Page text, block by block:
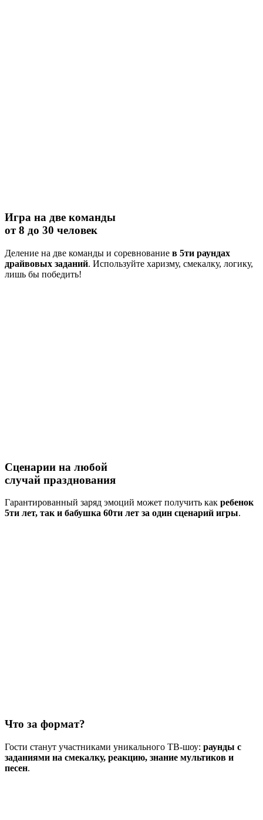
Игра на две команды
от 8 до 30 человек
Деление на две команды и соревнование в 5ти раундах
драйвовых заданий. Используйте харизму, смекалку, логику,
лишь бы победить!
Сценарии на любой
случай празднования
Гарантированный заряд эмоций может получить как ребенок
5ти лет, так и бабушка 60ти лет за один сценарий игры.
Что за формат?
Гости станут участниками уникального ТВ-шоу: раунды с
заданиями на смекалку, реакцию, знание мультиков и
песен.